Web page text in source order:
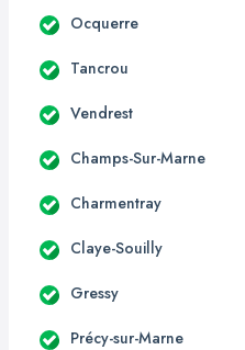
Ocquerre
Tancrou
Vendrest
Champs-Sur-Marne
Charmentray
Claye-Souilly
Gressy
Précy-sur-Marne